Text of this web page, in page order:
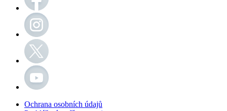
Ochrana osobních údajů